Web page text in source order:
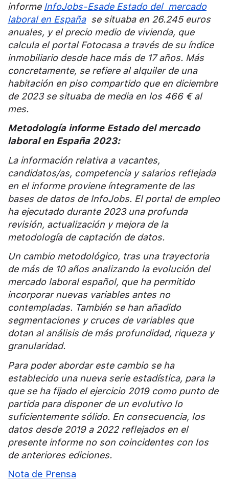
informe InfoJobs-Esade Estado del mercado
laboral en Españase situaba en 26.245 euros
anuales, y el precio medio de vivienda, que
calcula el portal Fotocasa a través de su índice
inmobiliario desde hace más de 17 años. Más
concretamente, se refiere al alquiler de una
habitación en piso compartido que en diciembre
de 2023 se situaba de media en los 466 € al
mes.
Metodología informe Estado del mercado
laboral en España 2023:
La información relativa a vacantes,
candidatos/as, competencia y salarios reflejada
en el informe proviene íntegramente de las
bases de datos de InfoJobs. El portal de empleo
ha ejecutado durante 2023 una profunda
revisión, actualización y mejora de la
metodología de captación de datos.
Un cambio metodológico, tras una trayectoria
de más de 10 años analizando la evolución del
mercado laboral español, que ha permitido
incorporar nuevas variables antes no
contempladas. También se han añadido
segmentaciones y cruces de variables que
dotan al análisis de más profundidad, riqueza y
granularidad.
Para poder abordar este cambio se ha
establecido una nueva serie estadística, para la
que se ha fijado el ejercicio 2019 como punto de
partida para disponer de un evolutivo lo
suficientemente sólido. En consecuencia, los
datos desde 2019 a 2022 reflejados en el
presente informe no son coincidentes con los
de anteriores ediciones.
Nota de Prensa